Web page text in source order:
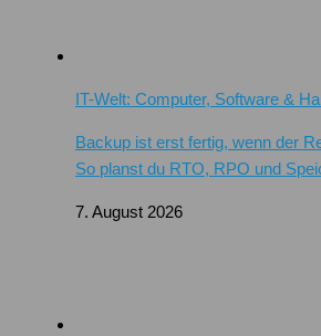
IT-Welt: Computer, Software &
Backup ist erst fertig, wenn der
So planst du RTO, RPO und
7. August 2026